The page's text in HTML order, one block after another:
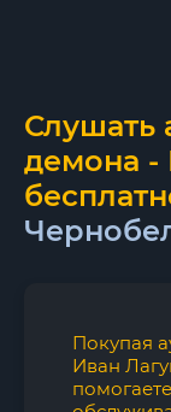
Слушать
демона -
Покупая
Иван